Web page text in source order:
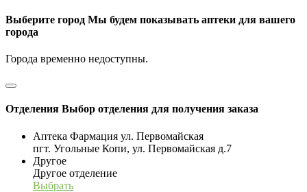
Выберите город Мы будем показывать аптеки для вашего
города
Города временно недоступны.
Отделения Выбор отделения для получения заказа
Аптека Фармация ул. Первомайская
пгт. Угольные Копи, ул. Первомайская д.7
Другое
Другое отделение
Выбрать